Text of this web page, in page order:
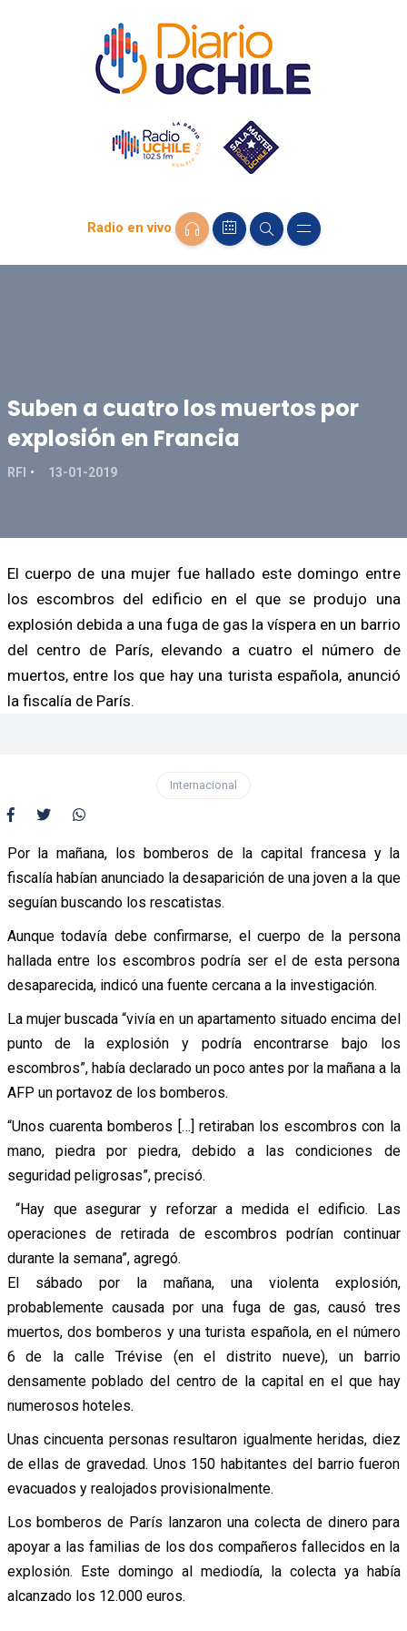
Radio en vivo
Suben a cuatro los muertos por
explosión en Francia
RFI 13-01-2019
El cuerpo de una mujer fue hallado este domingo entre
los escombros del edificio en el que se produjo una
explosión debida a una fuga de gas la víspera en un barrio
del centro de París, elevando a cuatro el número de
muertos, entre los que hay una turista española, anunció
la fiscalía de París.
Internacional
Por la mañana, los bomberos de la capital francesa y la
fiscalía habían anunciado la desaparición de una joven a la que
seguían buscando los rescatistas.
Aunque todavía debe confirmarse, el cuerpo de la persona
hallada entre los escombros podría ser el de esta persona
desaparecida, indicó una fuente cercana a la investigación.
La mujer buscada “vivía en un apartamento situado encima del
punto de la explosión y podría encontrarse bajo los
escombros”, había declarado un poco antes por la mañana a la
AFP un portavoz de los bomberos.
“Unos cuarenta bomberos […] retiraban los escombros con la
mano, piedra por piedra, debido a las condiciones de
seguridad peligrosas”, precisó.
“Hay que asegurar y reforzar a medida el edificio. Las
operaciones de retirada de escombros podrían continuar
durante la semana”, agregó.
El sábado por la mañana, una violenta explosión,
probablemente causada por una fuga de gas, causó tres
muertos, dos bomberos y una turista española, en el número
6 de la calle Trévise (en el distrito nueve), un barrio
densamente poblado del centro de la capital en el que hay
numerosos hoteles.
Unas cincuenta personas resultaron igualmente heridas, diez
de ellas de gravedad. Unos 150 habitantes del barrio fueron
evacuados y realojados provisionalmente.
Los bomberos de París lanzaron una colecta de dinero para
apoyar a las familias de los dos compañeros fallecidos en la
explosión. Este domingo al mediodía, la colecta ya había
alcanzado los 12.000 euros.